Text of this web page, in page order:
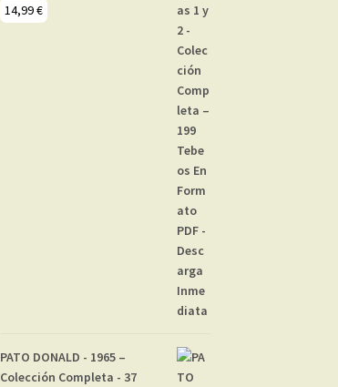
14,99€
PATO DONALD - 1965 –
Colección Completa - 37